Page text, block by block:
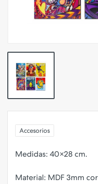
Accesorios
Medidas: 40×28 cm.
Material: MDF 3mm